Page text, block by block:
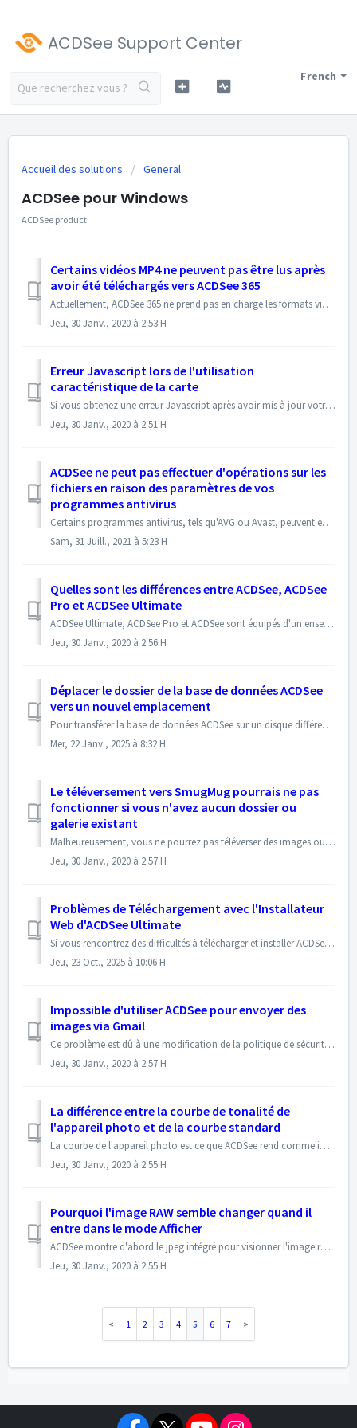
ACDSee Support Center
French
Accueil des solutions General
ACDSee pour Windows
ACDSee product
Certains vidéos MP4 ne peuvent pas être lus après
avoir été téléchargés vers ACDSee 365
Actuellement, ACDSee 365 ne prend pas en charge les formats vidéos mp4 non-encodées en H.264. La taille maximale du fichier MP4 pouvant être téléchargé doit ...
Jeu, 30 Janv., 2020 à 2:53 H
Erreur Javascript lors de l'utilisation
caractéristique de la carte
Si vous obtenez une erreur Javascript après avoir mis à jour votre Internet Explorer à la version 11 ou après avoir mis à jour votre système d'exploitati...
Jeu, 30 Janv., 2020 à 2:51 H
ACDSee ne peut pas effectuer d'opérations sur les
fichiers en raison des paramètres de vos
programmes antivirus
Certains programmes antivirus, tels qu'AVG ou Avast, peuvent empêcher les applications d'effectuer des opérations sur les fichiers telles que la sup...
Sam, 31 Juill., 2021 à 5:23 H
Quelles sont les différences entre ACDSee, ACDSee
Pro et ACDSee Ultimate
ACDSee Ultimate, ACDSee Pro et ACDSee sont équipés d'un ensemble complet de fonctionnalités pour vous aider à gérer, visualiser, éditer, créer et partage...
Jeu, 30 Janv., 2020 à 2:56 H
Déplacer le dossier de la base de données ACDSee
vers un nouvel emplacement
Pour transférer la base de données ACDSee sur un disque différent, utilisez l'Explorateur de fichiers Windows pour copier le dossier de la base de donné...
Mer, 22 Janv., 2025 à 8:32 H
Le téléversement vers SmugMug pourrais ne pas
fonctionner si vous n'avez aucun dossier ou
galerie existant
Malheureusement, vous ne pourrez pas téléverser des images ou créer une nouvelle galerie à partir du téléchargeur ACDSee SmugMug si vous n'avez aucun dos...
Jeu, 30 Janv., 2020 à 2:57 H
Problèmes de Téléchargement avec l'Installateur
Web d'ACDSee Ultimate
Si vous rencontrez des difficultés à télécharger et installer ACDSee Ultimate avec le programme d'installation Web, vous pouvez télécharger le fichier d...
Jeu, 23 Oct., 2025 à 10:06 H
Impossible d'utiliser ACDSee pour envoyer des
images via Gmail
Ce problème est dû à une modification de la politique de sécurité de Gmail. Utilisez les étapes suivantes pour contourner ce problème: - Connectez-vous à ...
Jeu, 30 Janv., 2020 à 2:57 H
La différence entre la courbe de tonalité de
l'appareil photo et de la courbe standard
La courbe de l'appareil photo est ce que ACDSee rend comme image RAW avec le moteur de traitement RAW ACDSee. Une image RAW par lui-même a souvent besoin...
Jeu, 30 Janv., 2020 à 2:55 H
Pourquoi l'image RAW semble changer quand il
entre dans le mode Afficher
ACDSee montre d'abord le jpeg intégré pour visionner l'image rapidement. Lorsque l'image RAW est prêt à être traité, et en fonction de l'appa...
Jeu, 30 Janv., 2020 à 2:55 H
1 2 3 4 5 6 7